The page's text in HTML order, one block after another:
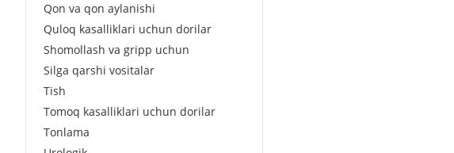
Qon va qon aylanishi
Quloq kasalliklari uchun dorilar
Shomollash va gripp uchun
Silga qarshi vositalar
Tish
Tomoq kasalliklari uchun dorilar
Tonlama